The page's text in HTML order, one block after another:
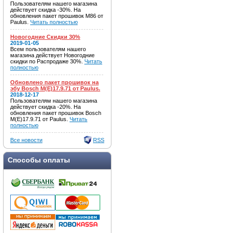
Пользователям нашего магазина
действует скидка -30%. На
обновления пакет прошивок M86 от
Paulus. Читать полностью
Новогодние Скидки 30%
2019-01-05
Всем пользователям нашего
магазина действует Новогодние
скидки по Распродаже 30%. Читать
полностью
Обновлено пакет прошивок на
эбу Bosch M(E)17.9.71 от Paulus.
2018-12-17
Пользователям нашего магазина
действует скидка -20%. На
обновления пакет прошивок Bosch
M(E)17.9.71 от Paulus. Читать
полностью
Все новости RSS
Способы оплаты